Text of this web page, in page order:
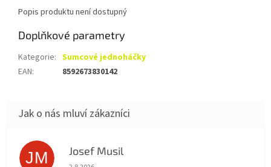
Popis produktu není dostupný
Doplňkové parametry
Kategorie: Sumcové jednoháčky
EAN: 8592673830142
JM Josef Musil
Hodnocení obchodu je 5 z 5 hvězdiček.